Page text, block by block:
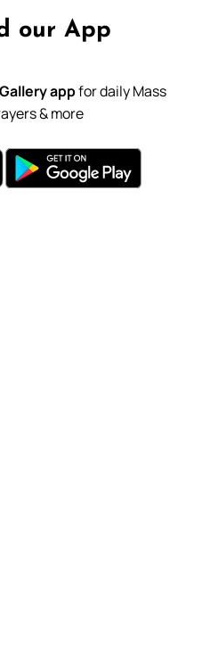
our App
appfor daily Mass
& more